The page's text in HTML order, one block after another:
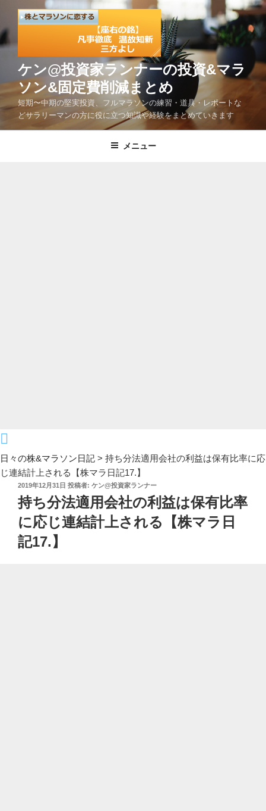
テ
ン
ス
キ
ケン@投資家ランナーの投資&マラ
ソン&固定費削減まとめ
短期〜中期の堅実投資、フルマラソンの練習・道具・レポートな
どサラリーマンの方に役に立つ知識や経験をまとめていきます
メニュー
日々の株&マラソン日記 > 持ち分法適用会社の利益は保有比率に応
じ連結計上される【株マラ日記17.】
投
稿
日:
2019年12月31日 投稿者: ケン@投資家ランナー
持ち分法適用会社の利益は保有比率
に応じ連結計上される【株マラ日
記17.】